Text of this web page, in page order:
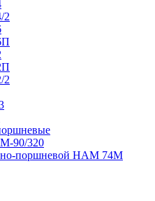
2
2
90/320
поршневой НАМ 74М